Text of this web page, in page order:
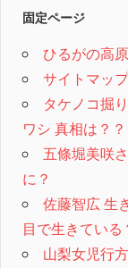
固定ページ
ひるがの高
サイトマップ
タケノコ掘
ワシ 真相は？？
五條堀美咲
に？
佐藤智広 生
目で生きている
山梨女児行